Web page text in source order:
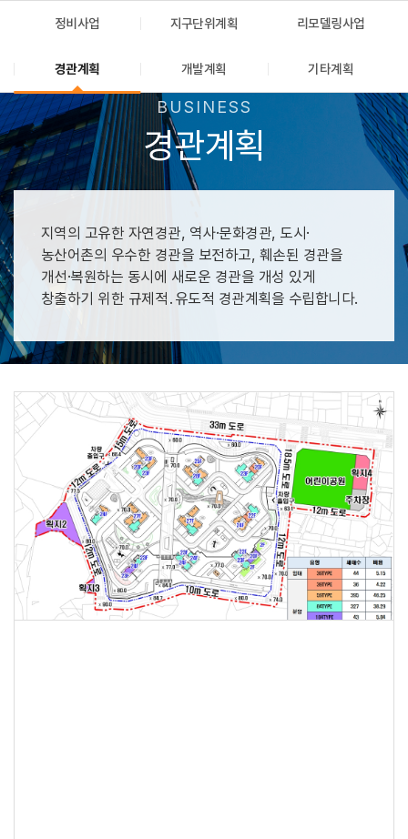
정비사업 지구단위계획 리모델링사업
경관계획 개발계획 기타계획
경관계획
지역의 고유한 자연경관, 역사·문화경관, 도시·
농산어촌의 우수한 경관을 보전하고, 훼손된 경관을
개선·복원하는 동시에 새로운 경관을 개성 있게
창출하기 위한 규제적․유도적 경관계획을 수립합니다.